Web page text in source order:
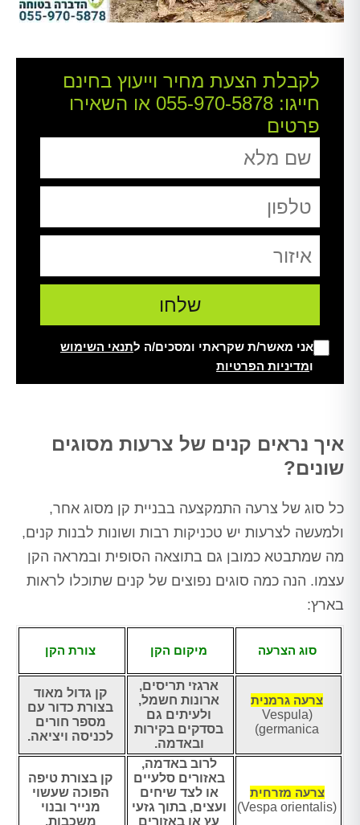
לקבלת הצעת מחיר וייעוץ בחינם
חייגו: 055-970-5878 או השאירו
פרטים
אני מאשר/ת שקראתי ומסכים/ה לתנאי השימוש
ומדיניות הפרטיות
איך נראים קנים של צרעות מסוגים
שונים?
כל סוג של צרעה התמקצעה בבניית קן מסוג אחר,
ולמעשה לצרעות יש טכניקות רבות ושונות לבנות קנים,
מה שמתבטא כמובן גם בתוצאה הסופית ובמראה הקן
עצמו. הנה כמה סוגים נפוצים של קנים שתוכלו לראות
בארץ:
סוג הצרעה מיקום הקן צורת הקן
צרעה גרמנית
(Vespula
germanica)
ארגזי תריסים,
ארונות חשמל,
ולעיתים גם
בסדקים בקירות
ובאדמה.
קן גדול מאוד
בצורת כדור עם
מספר חורים
לכניסה ויציאה.
צרעה מזרחית
(Vespa orientalis)
לרוב באדמה,
באזורים סלעיים
או לצד שיחים
ועצים, בתוך גזעי
עץ או באזורים
קן בצורת טיפה
הפוכה שעשוי
מנייר ובנוי
משכבות.